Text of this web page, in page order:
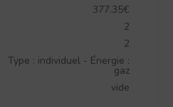
377.35€
2
2
Type : individuel - Énergie :
gaz
vide